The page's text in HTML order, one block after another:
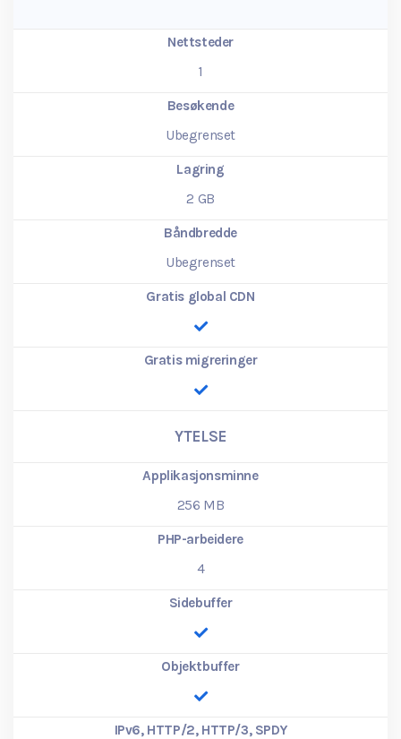
Nettsteder
1
Besøkende
Ubegrenset
Lagring
2 GB
Båndbredde
Ubegrenset
Gratis global CDN
Gratis migreringer
YTELSE
Applikasjonsminne
256 MB
PHP-arbeidere
4
Sidebuffer
Objektbuffer
IPv6, HTTP/2, HTTP/3, SPDY